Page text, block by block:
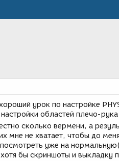
урок по настройке
областей плечо-рука
сколько вермени, а
мне не хватает, чтобы до
уже на
бы скриншоты и выкладку